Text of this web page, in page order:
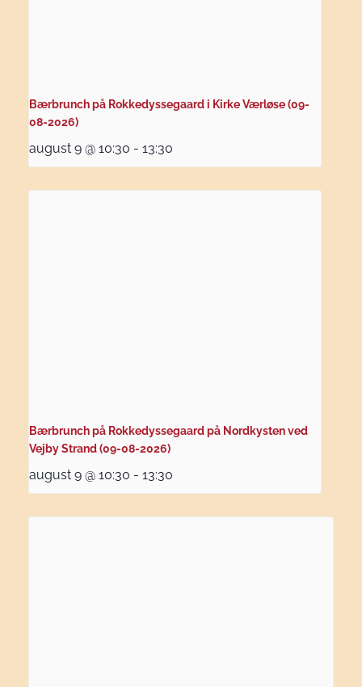
Bærbrunch på Rokkedyssegaard i Kirke Værløse (09-
08-2026)
august 9 @ 10:30 - 13:30
Bærbrunch på Rokkedyssegaard på Nordkysten ved
Vejby Strand (09-08-2026)
august 9 @ 10:30 - 13:30